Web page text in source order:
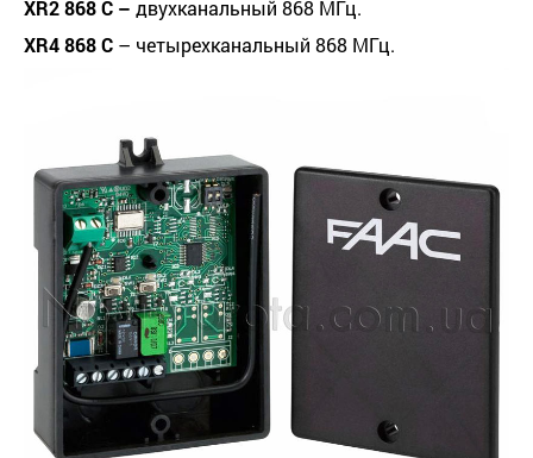
XR2868C – двухканальный 868 МГц.
XR4868C – четырехканальный 868 МГц.